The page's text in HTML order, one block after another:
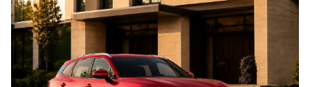
00:00 / 00:00